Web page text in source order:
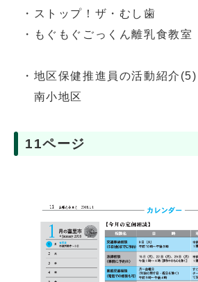
・ストップ！ザ・むし歯
・もぐもぐごっくん離乳食教室
・地区保健推進員の活動紹介(5)
南小地区
11ページ